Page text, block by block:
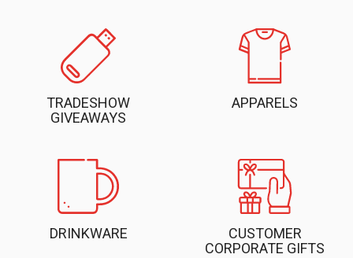
TRADESHOW
GIVEAWAYS
APPARELS
DRINKWARE
CUSTOMER
CORPORATE GIFTS